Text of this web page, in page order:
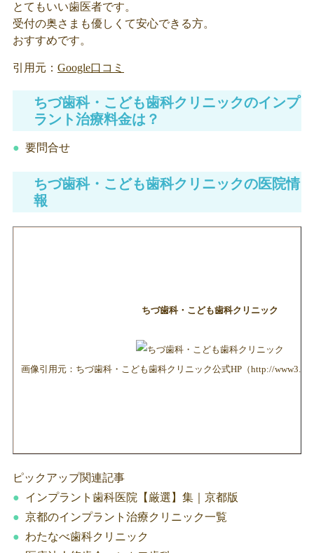
とてもいい歯医者です。
受付の奥さまも優しくて安心できる方。
おすすめです。
引用元： Google口コミ
ちづ歯科・こども歯科クリニックのインプ
ラント治療料金は？
要問合せ
ちづ歯科・こども歯科クリニックの医院情
報
ちづ歯科・こども歯科クリニック
画像引用元：ちづ歯科・こども歯科クリニック公式HP（http://
ピックアップ関連記事
インプラント歯科医院【厳選】集｜京都版
京都のインプラント治療クリニック一覧
わたなべ歯科クリニック